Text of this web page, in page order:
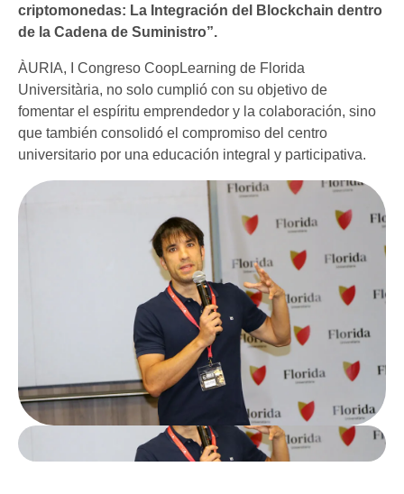
criptomonedas: La Integración del Blockchain dentro
de la Cadena de Suministro”.
ÀURIA, I Congreso CoopLearning de Florida
Universitària, no solo cumplió con su objetivo de
fomentar el espíritu emprendedor y la colaboración, sino
que también consolidó el compromiso del centro
universitario por una educación integral y participativa.